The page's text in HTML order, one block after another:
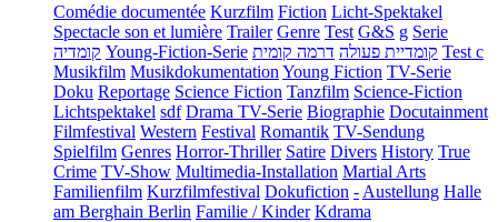
Comédie documentée Kurzfilm Fiction Licht-Spektakel
Spectacle son et lumière Trailer Genre Test G&S g Serie
קומדיה Young-Fiction-Serie קומדיית פעולה דרמה קומית
Test c
Musikfilm Musikdokumentation Young Fiction TV-Serie
Doku Reportage Science Fiction Tanzfilm Science-Fiction
Lichtspektakel sdf Drama TV-Serie Biographie Docutainment
Filmfestival Western Festival Romantik TV-Sendung
Spielfilm Genres Horror-Thriller Satire Divers History True
Crime TV-Show Multimedia-Installation Martial Arts
Familienfilm Kurzfilmfestival Dokufiction - Austellung Halle
am Berghain Berlin Familie / Kinder Kdrama